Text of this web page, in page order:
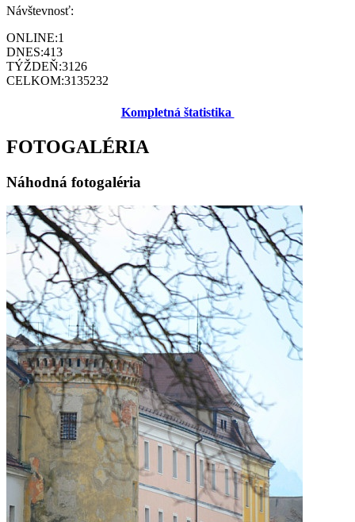
Návštevnosť:
ONLINE:1
DNES:413
TÝŽDEŇ:3126
CELKOM:3135232
Kompletná štatistika
FOTOGALÉRIA
Náhodná fotogaléria